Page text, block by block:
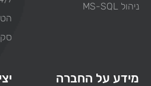
ניהול MS-SQL
מידע על החברה